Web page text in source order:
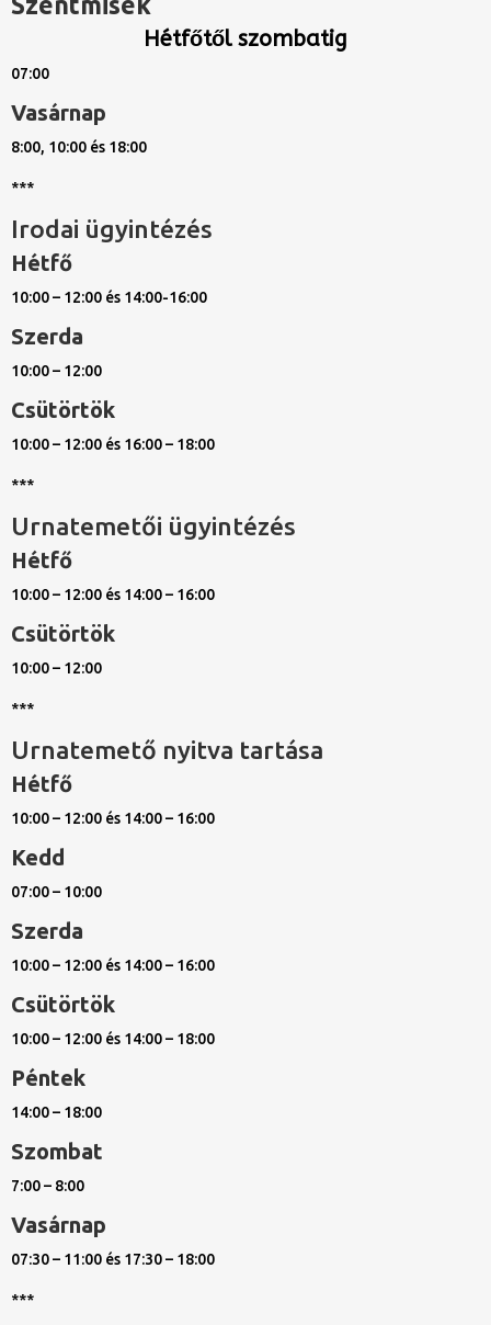
Hétfőtől szombatig
07:00
Vasárnap
8:00, 10:00 és 18:00
***
Irodai ügyintézés
Hétfő
10:00 – 12:00 és 14:00-16:00
Szerda
10:00 – 12:00
Csütörtök
10:00 – 12:00 és 16:00 – 18:00
***
Urnatemetői ügyintézés
Hétfő
10:00 – 12:00 és 14:00 – 16:00
Csütörtök
10:00 – 12:00
***
Urnatemető nyitva tartása
Hétfő
10:00 – 12:00 és 14:00 – 16:00
Kedd
07:00 – 10:00
Szerda
10:00 – 12:00 és 14:00 – 16:00
Csütörtök
10:00 – 12:00 és 14:00 – 18:00
Péntek
14:00 – 18:00
Szombat
7:00 – 8:00
Vasárnap
07:30 – 11:00 és 17:30 – 18:00
***